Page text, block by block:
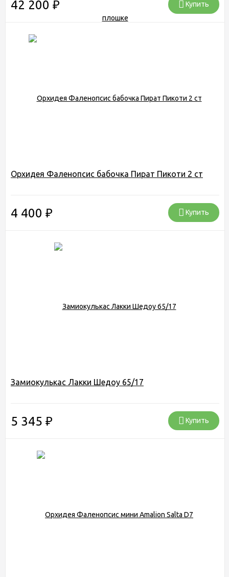
42 200 ₽ Купить
Орхидея Фаленопсис бабочка Пират Пикоти 2 ст
4 400 ₽ Купить
Замиокулькас Лакки Шедоу 65/17
5 345 ₽ Купить